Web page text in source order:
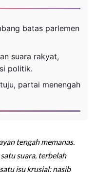
batas parlemen
suara rakyat,
politik.
partai menengah
tengah memanas.
suara, terbelah
isu krusial: nasib